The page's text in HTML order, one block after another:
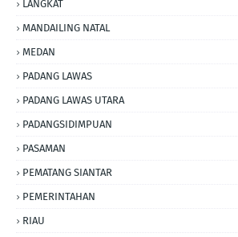
LANGKAT
MANDAILING NATAL
MEDAN
PADANG LAWAS
PADANG LAWAS UTARA
PADANGSIDIMPUAN
PASAMAN
PEMATANG SIANTAR
PEMERINTAHAN
RIAU